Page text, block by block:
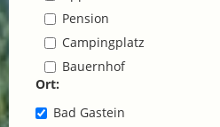
Pension
Campingplatz
Bauernhof
Ort:
Bad Gastein